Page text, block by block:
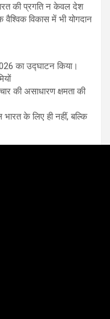
की प्रगति न केवल देश
वैश्विक विकास में भी योगदान
का उद्घाटन किया।
की असाधारण क्षमता की
के लिए ही नहीं, बल्कि